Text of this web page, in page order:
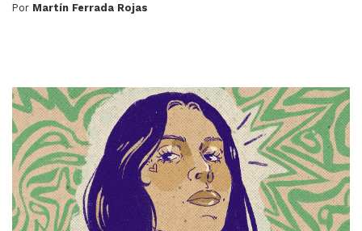
Por Martín Ferrada Rojas